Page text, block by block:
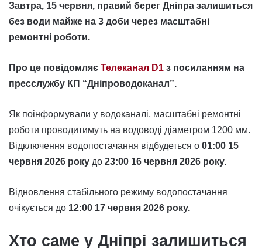
Завтра, 15 червня, правий берег Дніпра залишиться
без води майже на 3 доби через масштабні
ремонтні роботи.
Про це повідомляє Телеканал D1 з посиланням на
пресслужбу КП “Дніпроводоканал”.
Як поінформували у водоканалі, масштабні ремонтні
роботи проводитимуть на водоводі діаметром 1200 мм.
Відключення водопостачання відбудеться о 01:00 15
червня 2026 року до 23:00 16 червня 2026 року.
Відновлення стабільного режиму водопостачання
очікується до 12:00 17 червня 2026 року.
Хто саме у Дніпрі залишиться